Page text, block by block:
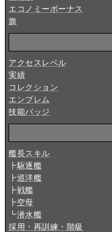
エコノミーボーナス
旗
アクセスレベル
実績
コレクション
エンブレム
技能バッジ
艦長スキル
┣駆逐艦
┣巡洋艦
┣戦艦
┣空母
┗潜水艦
採用・再訓練・階級